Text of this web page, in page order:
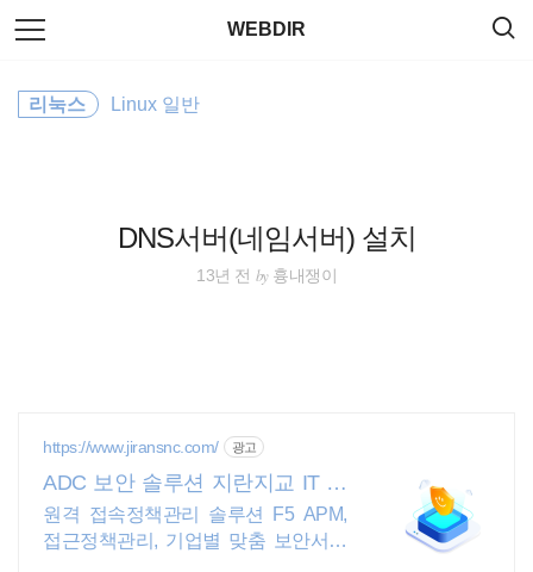
본
문
로
WEBDIR
DNS서버(네임서버) 설치
리눅스 Linux 일반
13년 전 by흉내쟁이
https://www.jiransnc.com/ 광고
ADC 보안 솔루션 지란지교 IT 보
안솔루션 전문기업
원격 접속정책관리 솔루션 F5 APM,
접근정책관리, 기업별 맞춤 보안서비
색
Utility
Plugin
Editor